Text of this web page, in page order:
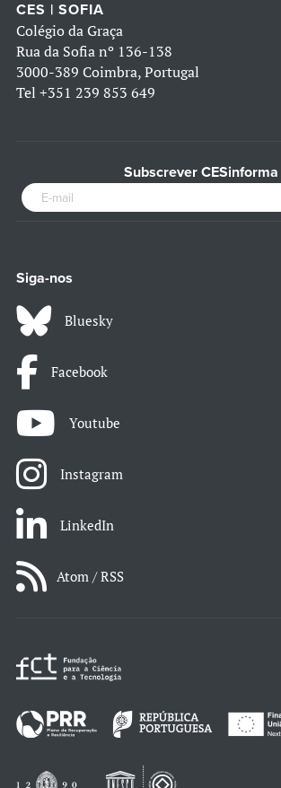
CES | SOFIA
Colégio da Graça
Rua da Sofia nº 136-138
3000-389 Coimbra, Portugal
Tel +351 239 853 649
Subscrever CESinforma
Siga-nos
Bluesky
Facebook
Youtube
Instagram
LinkedIn
Atom / RSS